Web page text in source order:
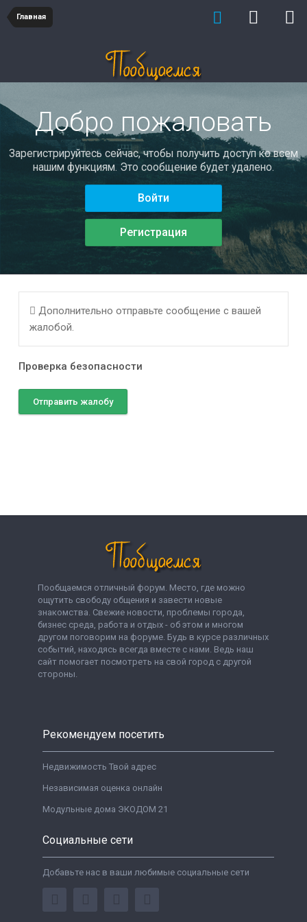
Главная
Добро пожаловать
Зарегистрируйтесь сейчас, чтобы получить доступ ко всем
нашим функциям. Это сообщение будет удалено.
Войти
Регистрация
Дополнительно отправьте сообщение с вашей
жалобой.
Проверка безопасности
Отправить жалобу
Пообщаемся отличный форум. Место, где можно
ощутить свободу общения и завести новые
знакомства. Свежие новости, проблемы города,
бизнес среда, работа и отдых - об этом и многом
другом поговорим на форуме. Будь в курсе различных
событий, находясь всегда вместе с нами. Ведь наш
сайт помогает посмотреть на свой город с другой
стороны.
Рекомендуем посетить
Недвижимость Твой адрес
Независимая оценка онлайн
Модульные дома ЭКОДОМ 21
Социальные сети
Добавьте нас в ваши любимые социальные сети